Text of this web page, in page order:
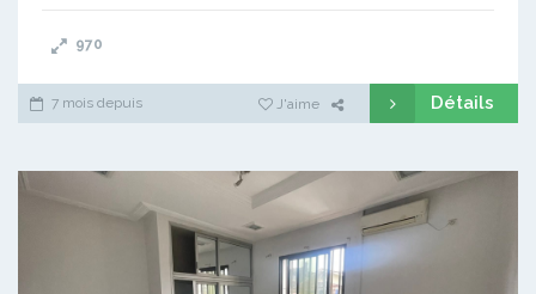
970
7 mois depuis J'aime Détails